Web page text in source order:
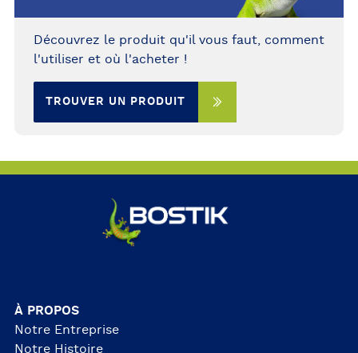
Découvrez le produit qu'il vous faut, comment
l'utiliser et où l'acheter !
TROUVER UN PRODUIT
À PROPOS
Notre Entreprise
Notre Histoire